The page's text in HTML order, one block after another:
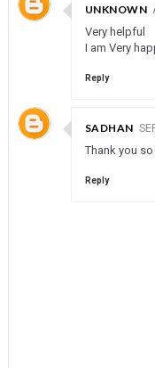
UNKNOWN
Very helpful
I am Very
Reply
SADHAN
Thank you
Reply